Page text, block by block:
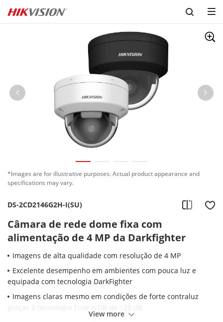
*Images are for illustrative purposes. Actual product appearance and
specifications may vary.
DS-2CD2146G2H-I(SU)
Câmara de rede dome fixa com
alimentação de 4 MP da Darkfighter
Imagens de alta qualidade com resolução de 4 MP
Excelente desempenho em ambientes com pouca luz e
equipada com tecnologia DarkFighter
Imagens claras mesmo em condições de forte contraluz
View more